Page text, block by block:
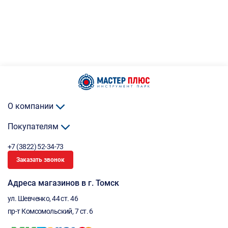
О компании
Покупателям
+7 (3822) 52-34-73
Заказать звонок
Адреса магазинов в г. Томск
ул. Шевченко, 44 ст. 46
пр-т Комсомольский, 7 ст. 6